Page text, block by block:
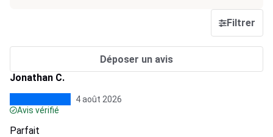
Filtrer
Déposer un avis
Jonathan C.
4 août 2026
Avis vérifié
Parfait